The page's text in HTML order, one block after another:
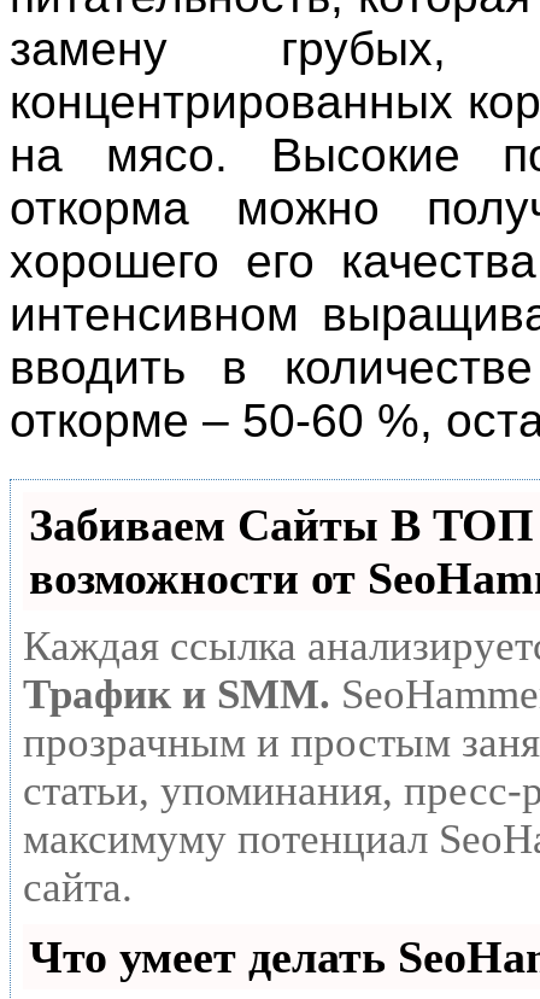
замену
концентрированных
на мясо. Высокие
откорма можно
хорошего его
интенсивном
вводить в
откорме – 50-60 %,
Забиваем Сайты В
возможности от
Каждая ссылка
Трафик и SMM.
прозрачным и простым
статьи, упоминания,
максимуму потенциал
сайта.
Что умеет делать